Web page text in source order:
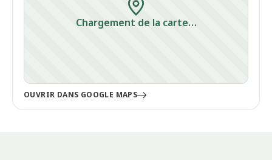
Chargement de la carte…
OUVRIR DANS GOOGLE MAPS